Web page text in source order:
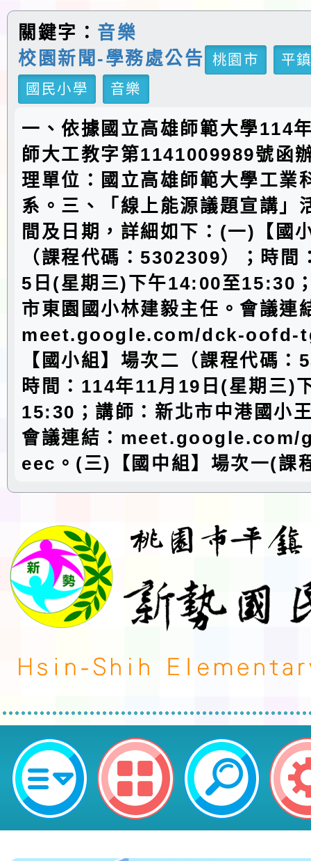
關鍵字： 音樂
校園新聞-學務處公告
桃園市
平
國民小學
音樂
一、依據國立高雄師範大學114
師大工教字第1141009989號函
理單位：國立高雄師範大學工業
系。三、「線上能源議題宣講」
間及日期，詳細如下：(一)【國
（課程代碼：5302309）；時間
5日(星期三)下午14:00至15:30
市東園國小林建毅主任。會議連
meet.google.com/dck-oofd-
【國小組】場次二（課程代碼：
時間：114年11月19日(星期三)
15:30；講師：新北市中港國小
會議連結：
eec。(三)【國中組】場次一(課
國立高雄師範大學辦理「國中小線
講」各兩場次-桃園市平鎮區新勢